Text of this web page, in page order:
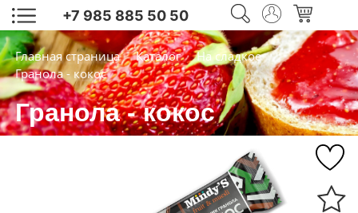
+7 985 885 50 50
Главная страница Каталог
На сладкое
Гранола - кокос
Гранола - кокос